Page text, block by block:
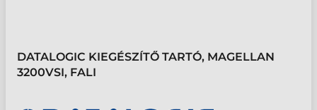
DATALOGIC KIEGÉSZÍTŐ TARTÓ, MAGELLAN
3200VSI, FALI